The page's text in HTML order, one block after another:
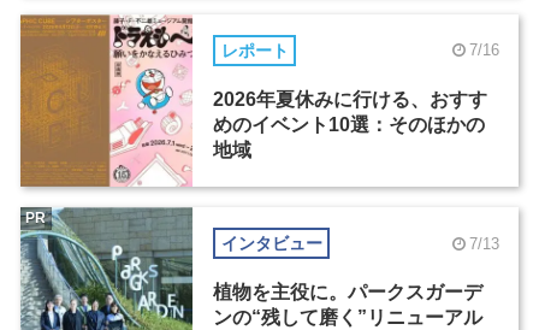
レポート 7/16
2026年夏休みに行ける、おすす
めのイベント10選：そのほかの
地域
インタビュー 7/13
植物を主役に。パークスガーデ
ンの“残して磨く”リニューアル
PR